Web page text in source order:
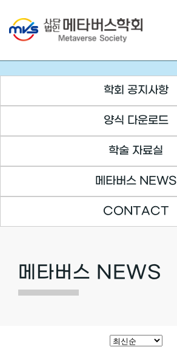
to
content
학회 공지사항
양식 다운로드
학술 자료실
메타버스 NEWS
CONTACT
메타버스 NEWS